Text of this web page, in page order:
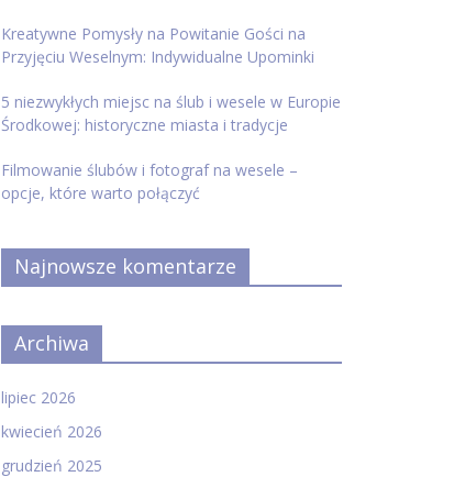
Kreatywne Pomysły na Powitanie Gości na
Przyjęciu Weselnym: Indywidualne Upominki
5 niezwykłych miejsc na ślub i wesele w Europie
Środkowej: historyczne miasta i tradycje
Filmowanie ślubów i fotograf na wesele –
opcje, które warto połączyć
Najnowsze komentarze
Archiwa
lipiec 2026
kwiecień 2026
grudzień 2025